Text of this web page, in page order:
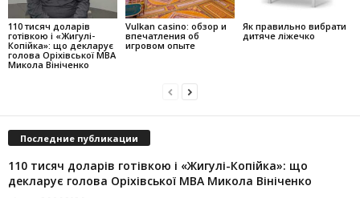
110 тисяч доларів
готівкою і «Жигулі-
Копійка»: що декларує
голова Оріхівської МВА
Микола Вініченко
Vulkan casino: обзор и
впечатления об
игровом опыте
Як правильно вибрати
дитяче ліжечко
Последние публикации
110 тисяч доларів готівкою і «Жигулі-Копійка»: що
декларує голова Оріхівської МВА Микола Вініченко